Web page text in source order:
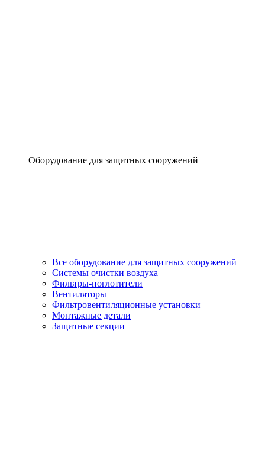
Оборудование для защитных сооружений
Все оборудование для защитных сооружений
Системы очистки воздуха
Фильтры-поглотители
Вентиляторы
Фильтровентиляционные установки
Монтажные детали
Защитные секции